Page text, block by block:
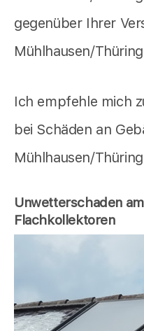
gegenüber Ihrer
Mühlhausen/
Ich empfehle mich
bei Schäden an
Mühlhausen/
Unwetterschaden
Flachkollektoren